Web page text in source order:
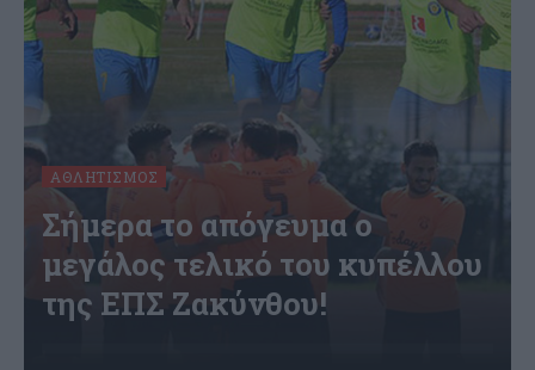
ΑΘΛΗΤΙΣΜΌΣ
Σήμερα το απόγευμα ο
μεγάλος τελικό του κυπέλλου
της ΕΠΣ Ζακύνθου!